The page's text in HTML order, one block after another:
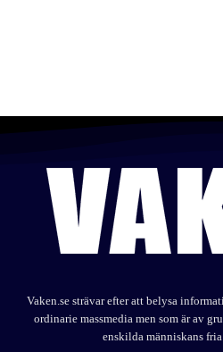
Vaken.se strävar efter att belysa
ordinarie massmedia men som är av
enskilda människans fria